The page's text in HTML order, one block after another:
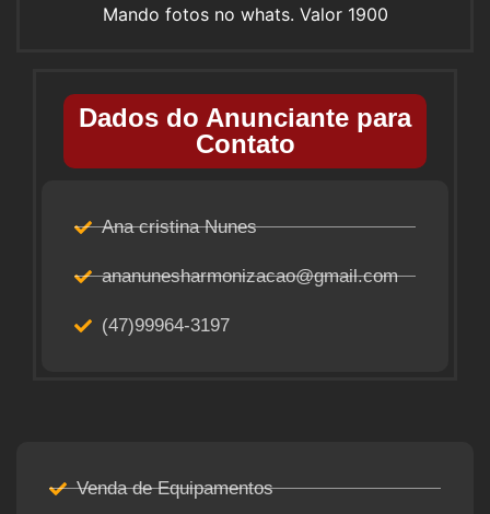
Mando fotos no whats. Valor 1900
Dados do Anunciante para
Contato
Ana cristina Nunes
ananunesharmonizacao@gmail.com
(47)99964-3197
Venda de Equipamentos